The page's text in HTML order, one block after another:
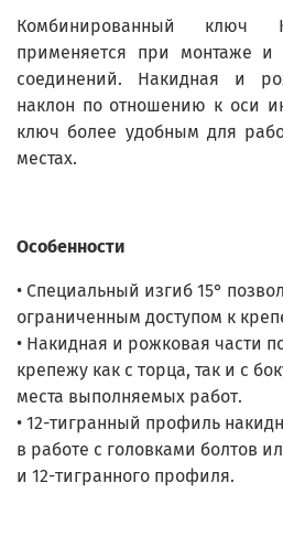
Комбинированный ключ
применяется при монтаже и
соединений. Накидная и
наклон по отношению к оси
ключ более удобным для
местах.
Особенности
• Специальный изгиб 15°
ограниченным доступом к
• Накидная и рожковая части
крепежу как с торца, так и с
места выполняемых работ.
• 12-тигранный профиль
в работе с головками болтов
и 12-тигранного профиля.